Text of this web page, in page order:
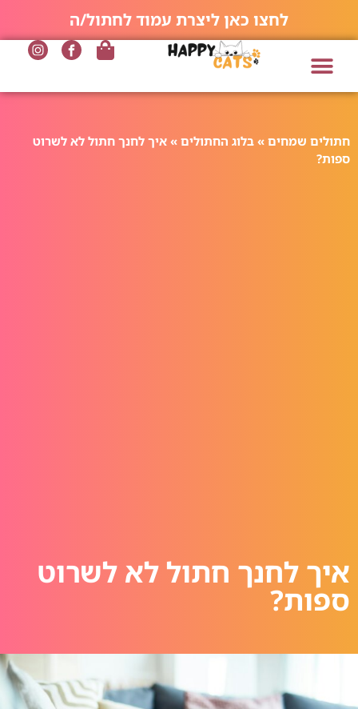
לחצו כאן ליצרת עמוד לחתול/ה
חתולים שמחים » בלוג החתולים » איך לחנך חתול לא לשרוט
ספות?
איך לחנך חתול לא לשרוט
ספות?